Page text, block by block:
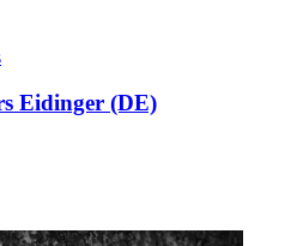
Eidinger (DE)